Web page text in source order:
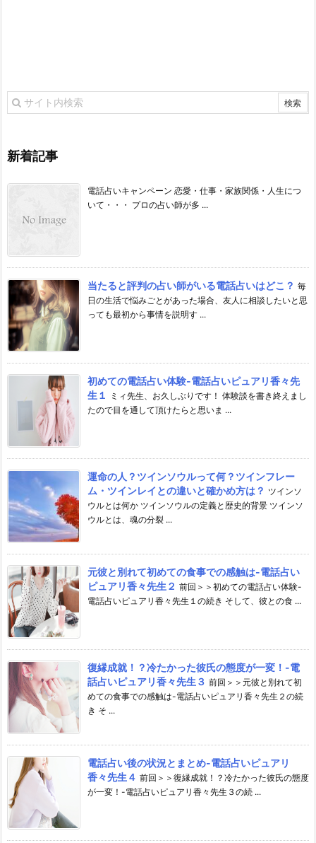
新着記事
電話占いキャンペーン 恋愛・仕事・家族関係・人生につ
いて・・・ プロの占い師が多 ...
当たると評判の占い師がいる電話占いはどこ？ 毎
日の生活で悩みごとがあった場合、友人に相談したいと思
っても最初から事情を説明す ...
初めての電話占い体験-電話占いピュアリ香々先
生１
ミィ先生、お久しぶりです！ 体験談を書き終えまし
たので目を通して頂けたらと思いま ...
運命の人？ツインソウルって何？ツインフレー
ム・ツインレイとの違いと確かめ方は？ ツインソ
ウルとは何か ツインソウルの定義と歴史的背景 ツインソ
ウルとは、魂の分裂 ...
元彼と別れて初めての食事での感触は-電話占い
ピュアリ香々先生２ 前回＞＞初めての電話占い体験-
電話占いピュアリ香々先生１の続き そして、彼との食 ...
復縁成就！？冷たかった彼氏の態度が一変！-電
話占いピュアリ香々先生３ 前回＞＞元彼と別れて初
めての食事での感触は-電話占いピュアリ香々先生２の続
き そ ...
電話占い後の状況とまとめ-電話占いピュアリ
香々先生４ 前回＞＞復縁成就！？冷たかった彼氏の態度
が一変！-電話占いピュアリ香々先生３の続 ...